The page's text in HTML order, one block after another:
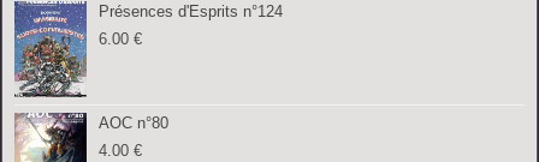
Présences d'Esprits n°124
6.00€
AOC n°80
4.00€